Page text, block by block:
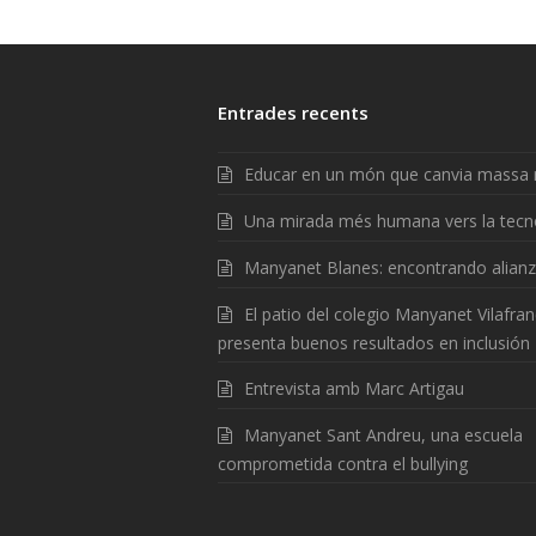
Entrades recents
Educar en un món que canvia massa
Una mirada més humana vers la
Manyanet Blanes: encontrando
El patio del colegio Manyanet
presenta buenos resultados en inclusión
Entrevista amb Marc Artigau
Manyanet Sant Andreu, una escuela
comprometida contra el bullying